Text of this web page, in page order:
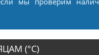
(°С)